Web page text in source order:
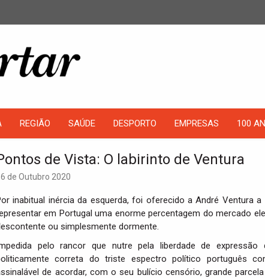
REGIÃO SAÚDE DESPORTO EMPRESAS 100
de Vista: O labirinto de Ventura
de Outubro 2020
inabitual inércia da esquerda, foi oferecido a André Ventura a
em Portugal uma enorme percentagem do mercado
ou simplesmente dormente.
pelo rancor que nutre pela liberdade de expressão
correta do triste espectro político português
de acordar, com o seu bulício censório, grande